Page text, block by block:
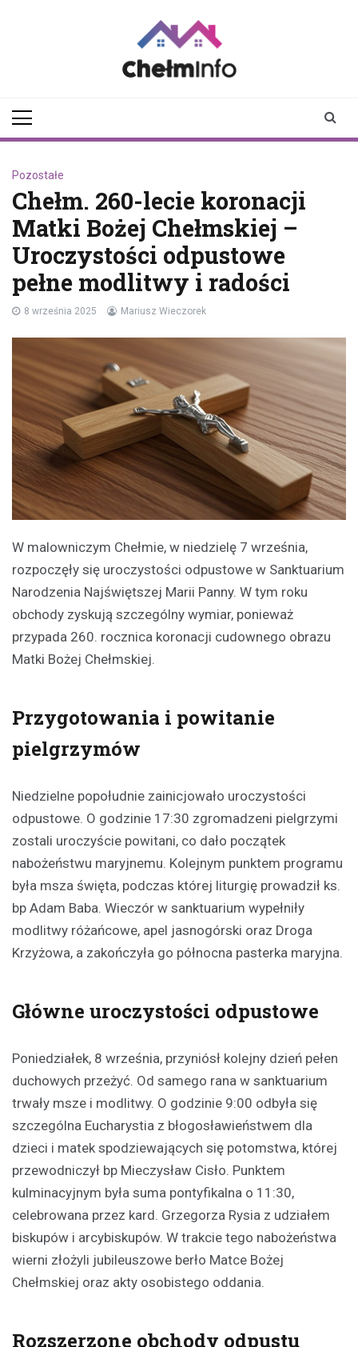
Pozostałe
Chełm. 260-lecie koronacji
Matki Bożej Chełmskiej –
Uroczystości odpustowe
pełne modlitwy i radości
8 września 2025 Mariusz Wieczorek
W malowniczym Chełmie, w niedzielę 7 września,
rozpoczęły się uroczystości odpustowe w Sanktuarium
Narodzenia Najświętszej Marii Panny. W tym roku
obchody zyskują szczególny wymiar, ponieważ
przypada 260. rocznica koronacji cudownego obrazu
Matki Bożej Chełmskiej.
Przygotowania i powitanie
pielgrzymów
Niedzielne popołudnie zainicjowało uroczystości
odpustowe. O godzinie 17:30 zgromadzeni pielgrzymi
zostali uroczyście powitani, co dało początek
nabożeństwu maryjnemu. Kolejnym punktem programu
była msza święta, podczas której liturgię prowadził ks.
bp Adam Baba. Wieczór w sanktuarium wypełniły
modlitwy różańcowe, apel jasnogórski oraz Droga
Krzyżowa, a zakończyła go północna pasterka maryjna.
Główne uroczystości odpustowe
Poniedziałek, 8 września, przyniósł kolejny dzień pełen
duchowych przeżyć. Od samego rana w sanktuarium
trwały msze i modlitwy. O godzinie 9:00 odbyła się
szczególna Eucharystia z błogosławieństwem dla
dzieci i matek spodziewających się potomstwa, której
przewodniczył bp Mieczysław Cisło. Punktem
kulminacyjnym była suma pontyfikalna o 11:30,
celebrowana przez kard. Grzegorza Rysia z udziałem
biskupów i arcybiskupów. W trakcie tego nabożeństwa
wierni złożyli jubileuszowe berło Matce Bożej
Chełmskiej oraz akty osobistego oddania.
Rozszerzone obchody odpustu